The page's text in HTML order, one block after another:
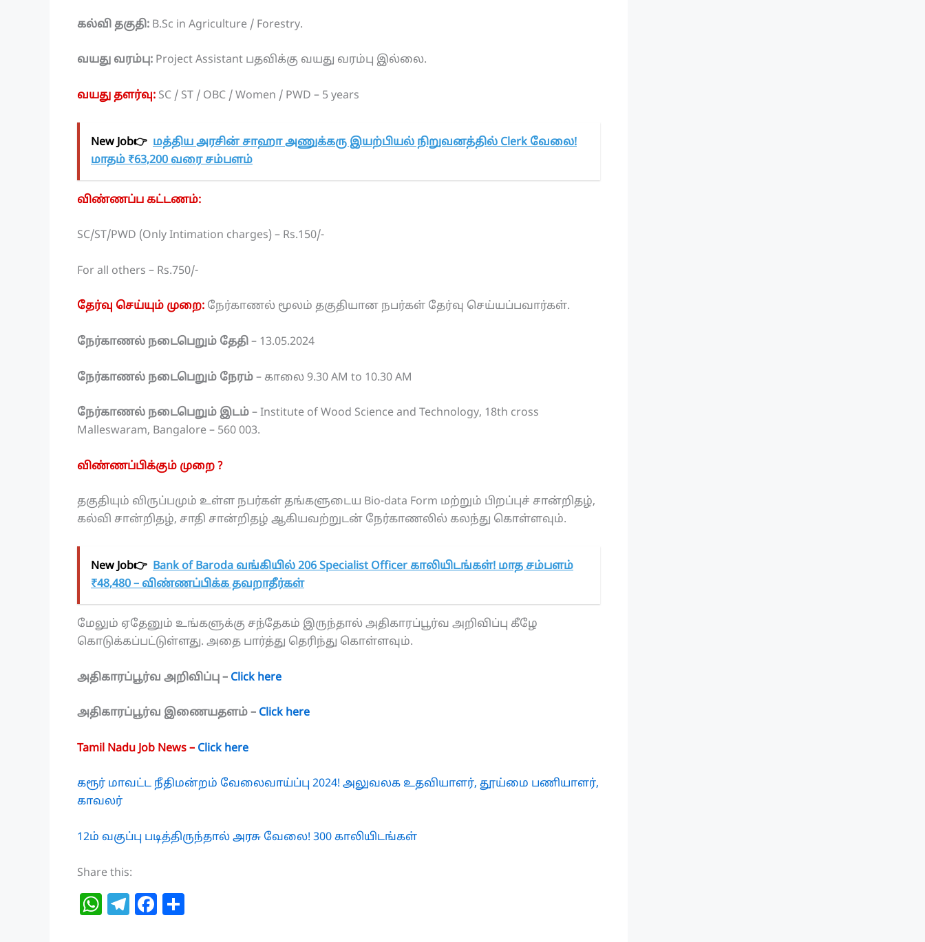
கல்வி தகுதி: B.Sc in Agriculture / Forestry.
வயது வரம்பு: Project Assistant பதவிக்கு வயது வரம்பு இல்லை.
வயது தளர்வு: SC / ST / OBC / Women / PWD – 5 years
New Job👉 மத்திய அரசின் சாஹா அணுக்கரு இயற்பியல் நிறுவனத்தில் Clerk வேலை!
மாதம் ₹63,200 வரை சம்பளம்
விண்ணப்ப கட்டணம்:
SC/ST/PWD (Only Intimation charges) – Rs.150/-
For all others – Rs.750/-
தேர்வு செய்யும் முறை: நேர்காணல் மூலம் தகுதியான நபர்கள் தேர்வு செய்யப்பவார்கள்.
நேர்காணல் நடைபெறும் தேதி – 13.05.2024
நேர்காணல் நடைபெறும் நேரம் – காலை 9.30 AM to 10.30 AM
நேர்காணல் நடைபெறும் இடம் – Institute of Wood Science and Technology, 18th cross
Malleswaram, Bangalore – 560 003.
விண்ணப்பிக்கும் முறை ?
தகுதியும் விருப்பமும் உள்ள நபர்கள் தங்களுடைய Bio-data Form மற்றும் பிறப்புச் சான்றிதழ்,
கல்வி சான்றிதழ், சாதி சான்றிதழ் ஆகியவற்றுடன் நேர்காணலில் கலந்து கொள்ளவும்.
New Job👉 Bank of Baroda வங்கியில் 206 Specialist Officer காலியிடங்கள்! மாத சம்பளம்
₹48,480 – விண்ணப்பிக்க தவறாதீர்கள்
மேலும் ஏதேனும் உங்களுக்கு சந்தேகம் இருந்தால் அதிகாரப்பூர்வ அறிவிப்பு கீழே
கொடுக்கப்பட்டுள்ளது. அதை பார்த்து தெரிந்து கொள்ளவும்.
அதிகாரப்பூர்வ அறிவிப்பு – Click here
அதிகாரப்பூர்வ இணையதளம் – Click here
Tamil Nadu Job News – Click here
கரூர் மாவட்ட நீதிமன்றம் வேலைவாய்ப்பு 2024! அலுவலக உதவியாளர், தூய்மை பணியாளர்,
காவலர்
12ம் வகுப்பு படித்திருந்தால் அரசு வேலை! 300 காலியிடங்கள்
Share this:
W T
F